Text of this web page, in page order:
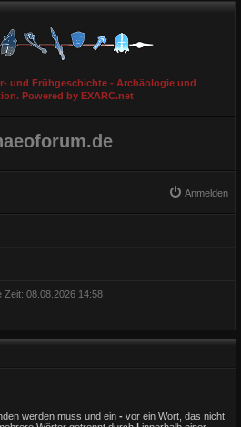
und Frühgeschichte - Archäologie und
Powered by EXARC.net
Anmelden
Zeit: 08.08.2026 14:58
werden muss und ein - vor ein Wort, das nicht